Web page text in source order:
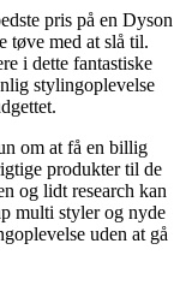
pris på en Dyson
tøve med at slå til.
i dette fantastiske
stylingoplevelse
om at få en billig
produkter til de
og lidt research kan
multi styler og nyde
uden at gå